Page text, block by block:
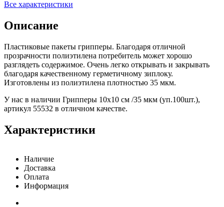
Все характеристики
Описание
Пластиковые пакеты грипперы. Благодаря отличной
прозрачности полиэтилена потребитель может хорошо
разглядеть содержимое. Очень легко открывать и закрывать
благодаря качественному герметичному зиплоку.
Изготовлены из полиэтилена плотностью 35 мкм.
У нас в наличии Грипперы 10х10 см /35 мкм (уп.100шт.),
артикул 55532 в отличном качестве.
Характеристики
Наличие
Доставка
Оплата
Информация